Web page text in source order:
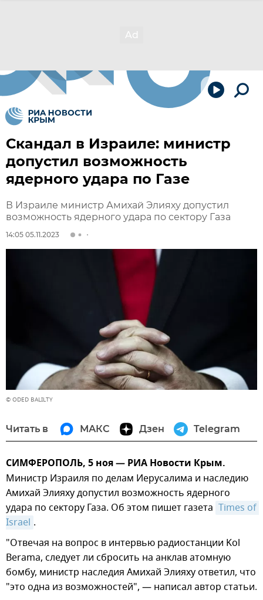
Скандал в Израиле: министр
допустил возможность
ядерного удара по Газе
В Израиле министр Амихай Элияху допустил
возможность ядерного удара по сектору Газа
14:05 05.11.2023
© ODED BALILTY
Читать в МАКС Дзен Telegram
СИМФЕРОПОЛЬ, 5 ноя — РИА Новости Крым.
Министр Израиля по делам Иерусалима и наследию
Амихай Элияху допустил возможность ядерного
удара по сектору Газа. Об этом пишет газета Times of
Israel .
"Отвечая на вопрос в интервью радиостанции Kol
Berama, следует ли сбросить на анклав атомную
бомбу, министр наследия Амихай Элияху ответил, что
"это одна из возможностей", — написал автор статьи.